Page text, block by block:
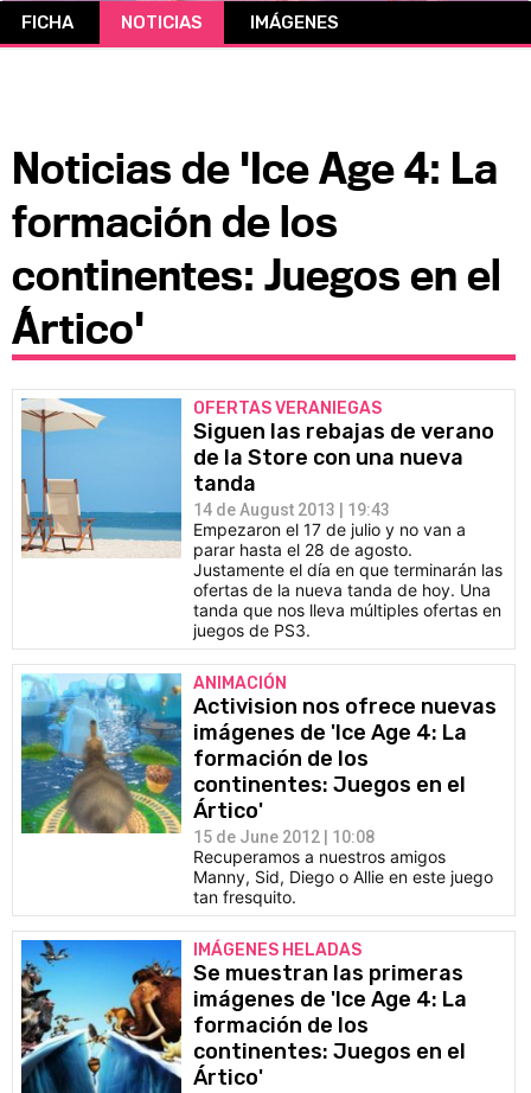
FICHA NOTICIAS IMÁGENES
Noticias de 'Ice Age 4: La
formación de los
continentes: Juegos en el
Ártico'
OFERTAS VERANIEGAS
Siguen las rebajas de verano
de la Store con una nueva
tanda
14 de August 2013 | 19:43
Empezaron el 17 de julio y no van a
parar hasta el 28 de agosto.
Justamente el día en que terminarán las
ofertas de la nueva tanda de hoy. Una
tanda que nos lleva múltiples ofertas en
juegos de PS3.
ANIMACIÓN
Activision nos ofrece nuevas
imágenes de 'Ice Age 4: La
formación de los
continentes: Juegos en el
Ártico'
15 de June 2012 | 10:08
Recuperamos a nuestros amigos
Manny, Sid, Diego o Allie en este juego
tan fresquito.
IMÁGENES HELADAS
Se muestran las primeras
imágenes de 'Ice Age 4: La
formación de los
continentes: Juegos en el
Ártico'